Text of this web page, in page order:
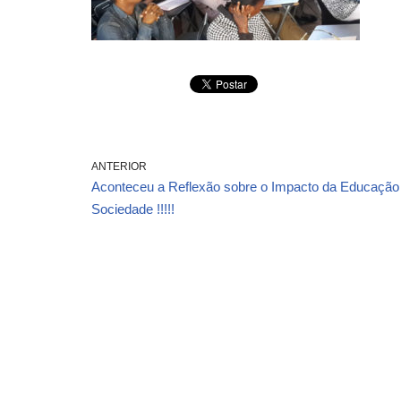
ANTERIOR
Aconteceu a Reflexão sobre o Impacto da
Sociedade !!!!!